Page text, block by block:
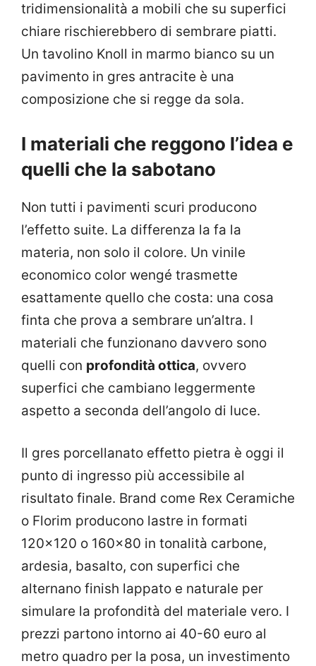
tridimensionalità a mobili che su superfici
chiare rischierebbero di sembrare piatti.
Un tavolino Knoll in marmo bianco su un
pavimento in gres antracite è una
composizione che si regge da sola.
I materiali che reggono l’idea e
quelli che la sabotano
Non tutti i pavimenti scuri producono
l’effetto suite. La differenza la fa la
materia, non solo il colore. Un vinile
economico color wengé trasmette
esattamente quello che costa: una cosa
finta che prova a sembrare un’altra. I
materiali che funzionano davvero sono
quelli con profondità ottica, ovvero
superfici che cambiano leggermente
aspetto a seconda dell’angolo di luce.
Il gres porcellanato effetto pietra è oggi il
punto di ingresso più accessibile al
risultato finale. Brand come Rex Ceramiche
o Florim producono lastre in formati
120×120 o 160×80 in tonalità carbone,
ardesia, basalto, con superfici che
alternano finish lappato e naturale per
simulare la profondità del materiale vero. I
prezzi partono intorno ai 40-60 euro al
metro quadro per la posa, un investimento